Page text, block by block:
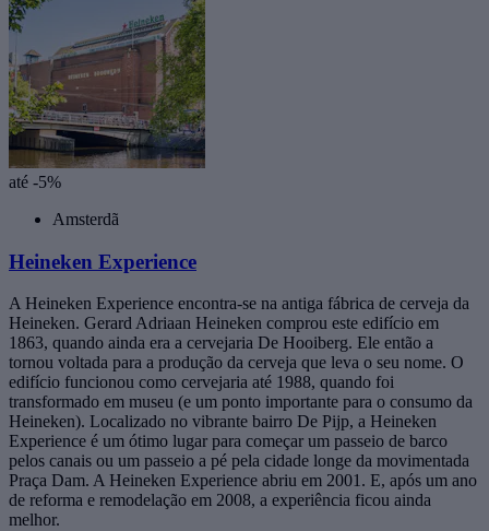
até -5%
Amsterdã
Heineken Experience
A Heineken Experience encontra-se na antiga fábrica de cerveja da
Heineken. Gerard Adriaan Heineken comprou este edifício em
1863, quando ainda era a cervejaria De Hooiberg. Ele então a
tornou voltada para a produção da cerveja que leva o seu nome. O
edifício funcionou como cervejaria até 1988, quando foi
transformado em museu (e um ponto importante para o consumo da
Heineken). Localizado no vibrante bairro De Pijp, a Heineken
Experience é um ótimo lugar para começar um passeio de barco
pelos canais ou um passeio a pé pela cidade longe da movimentada
Praça Dam. A Heineken Experience abriu em 2001. E, após um ano
de reforma e remodelação em 2008, a experiência ficou ainda
melhor.